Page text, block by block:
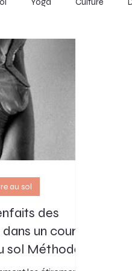
des
un cours
sol Méthode
au sol